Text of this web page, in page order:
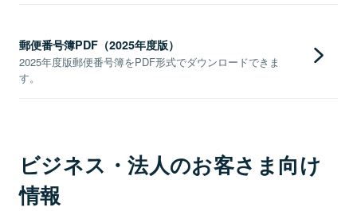
郵便番号簿PDF（2025年度版）
2025年度版郵便番号簿をPDF形式でダウンロードできま
す。
ビジネス・法人のお客さま向け
情報